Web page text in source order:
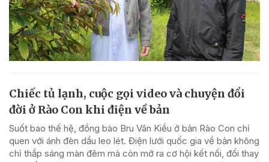
Chiếc tủ lạnh, cuộc gọi video và chuyện đổi
đời ở Rào Con khi điện về bản
Suốt bao thế hệ, đồng bào Bru Vân Kiều ở bản Rào Con chỉ
quen với ánh đèn dầu leo lét. Điện lưới quốc gia về bản không
chỉ thắp sáng màn đêm mà còn mở ra cơ hội kết nối, đổi thay